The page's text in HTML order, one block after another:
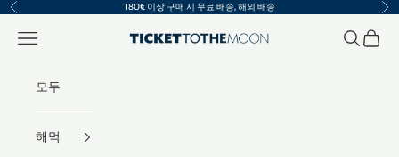
내용으로 건너뛰기
이전 180€ 이상 구매 시 무료 배송, 해외 배송 다
Ticket To The Moon | .com
메뉴 검색장바
모두
해먹